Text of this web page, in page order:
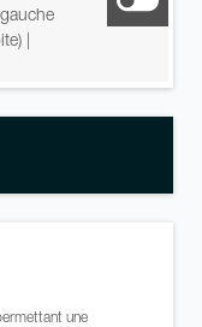
|
une